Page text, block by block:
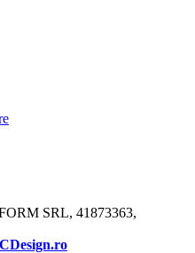
SRL, 41873363,